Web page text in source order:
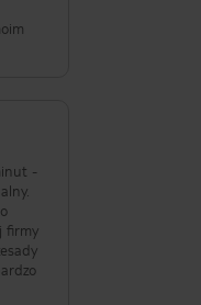
-
firmy